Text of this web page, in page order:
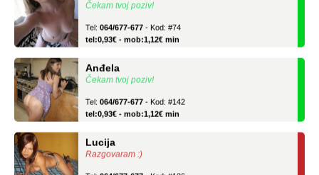
tel:0,93€ - mob:1,12€ min
Čekam tvoj poziv!
tel:0,93€ - mob:1,12€ min
Razgovaram :)